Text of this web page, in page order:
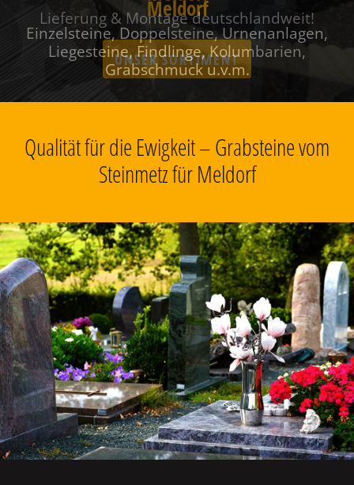
Meldorf
Einzelsteine, Doppelsteine, Urnenanlagen,
Liegesteine, Findlinge, Kolumbarien,
Grabschmuck u.v.m.
Qualität für die Ewigkeit – Grabsteine vom
Steinmetz für Meldorf